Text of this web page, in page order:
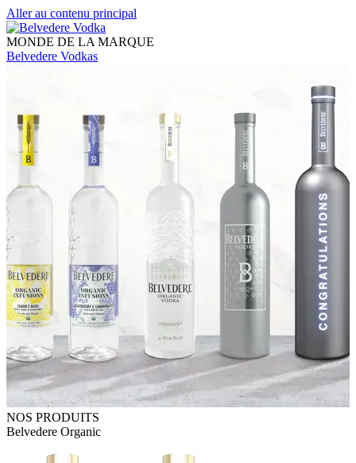
Aller au contenu principal
MONDE DE LA MARQUE
Belvedere Vodkas
NOS PRODUITS
Belvedere Organic